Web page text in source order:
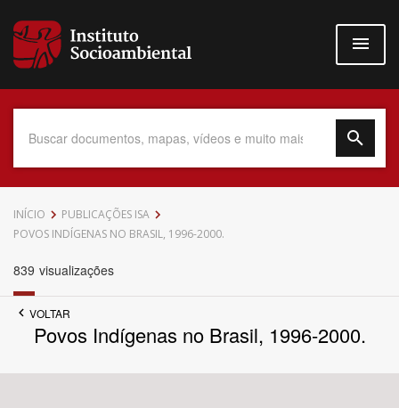
para
conteúdo
Data do Documento
Até
INÍCIO
PUBLICAÇÕES ISA
POVOS INDÍGENAS NO BRASIL, 1996-2000.
839 visualizações
VOLTAR
Povos Indígenas no Brasil, 1996-2000.